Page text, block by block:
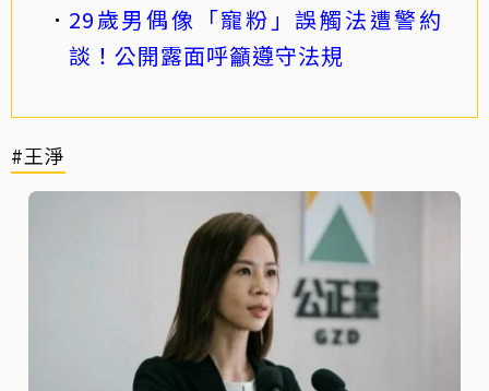
29歲男偶像「寵粉」誤觸法遭警約
談！公開露面呼籲遵守法規
#王淨